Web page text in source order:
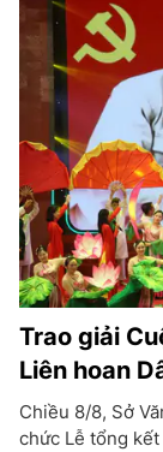
Trao giải
Liên hoan
Chiều 8/8, Sở
chức Lễ tổng kết